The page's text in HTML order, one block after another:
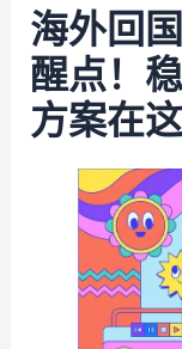
海外回
醒点！
方案在